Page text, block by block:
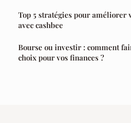
Top 5 stratégies pour améliorer
avec cashbee
Bourse ou investir : comment
choix pour vos finances ?